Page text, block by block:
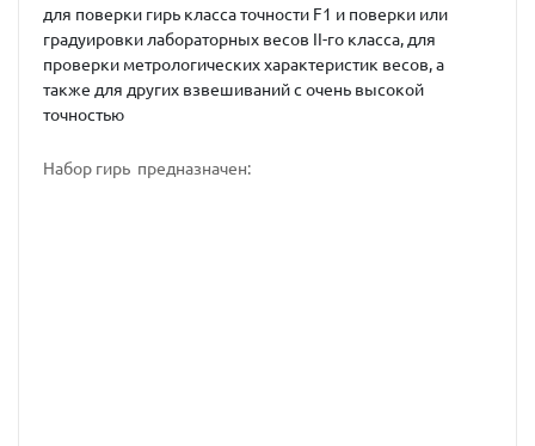
для поверки гирь класса точности F1 и поверки или
градуировки лабораторных весов II-го класса, для
проверки метрологических характеристик весов, а
также для других взвешиваний с очень высокой
точностью
Набор гирь предназначен: